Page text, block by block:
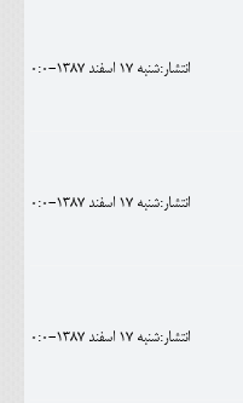
انتشار:شنبه 17 اسفند 1387-0:0
انتشار:شنبه 17 اسفند 1387-0:0
انتشار:شنبه 17 اسفند 1387-0:0